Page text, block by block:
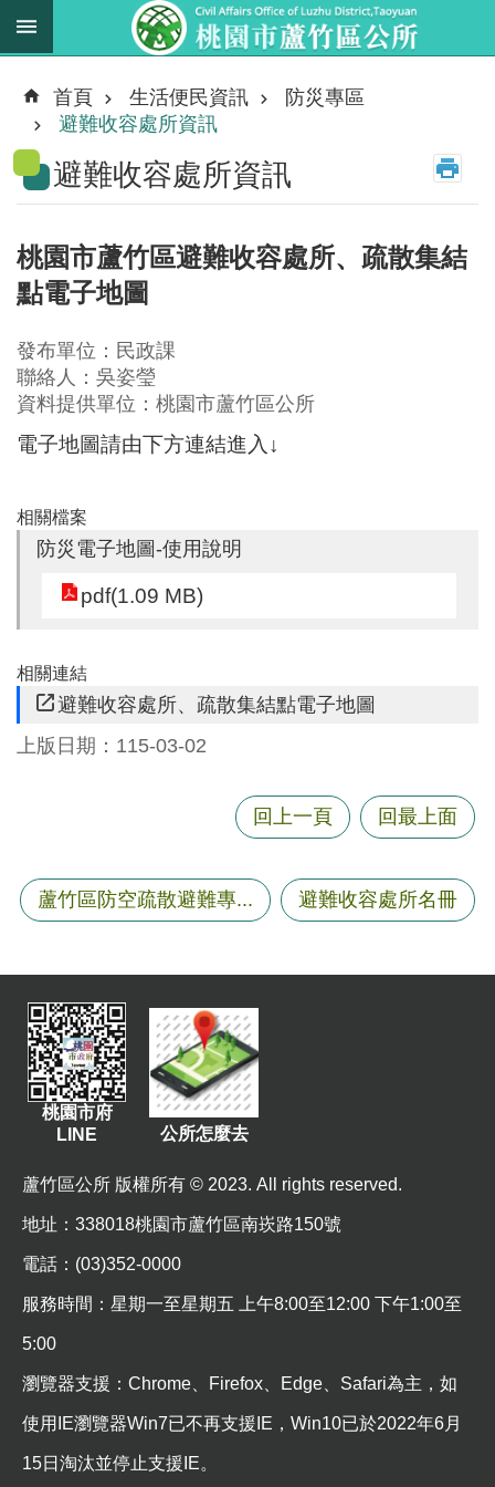
跳到主要內容區塊
新
消
息
業
職
掌
規
資
料
進
尋
蘆
區
介
紹
生
資
訊
機
錄
相
關
料
首
頁
網
首頁 生活便民資訊
防災專區
避難收容處所資訊
避難收容處所資訊
桃園市蘆竹區避難收容處所、疏散集結
點電子地圖
發布單位：民政課
聯絡人：吳姿瑩
資料提供單位：桃園市蘆竹區公所
電子地圖請由下方連結進入↓
相關檔案
防災電子地圖-使用說明
pdf(1.09 MB)
相關連結
避難收容處所、疏散集結點電子地圖
上版日期：115-03-02
回上一頁 回最上面
蘆竹區防空疏散避難專... 避難收容處所名冊
桃園市府
LINE
公所怎麼去
蘆竹區公所 版權所有 © 2023. All rights reserved.
地址 ：338018桃園市蘆竹區南崁路150號
電話：(03)352-0000
服務時間：星期一至星期五 上午8:00至12:00 下午1:00至
5:00
瀏覽器支援：Chrome、Firefox、Edge、Safari為主，如
使用IE瀏覽器Win7已不再支援IE，Win10已於2022年6月
15日淘汰並停止支援IE。